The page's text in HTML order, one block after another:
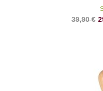
39,90€